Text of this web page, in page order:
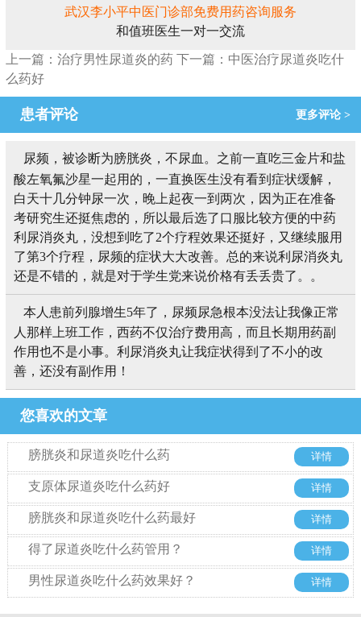
武汉李小平中医门诊部免费用药咨询服务
和值班医生一对一交流
上一篇：治疗男性尿道炎的药 下一篇：中医治疗尿道炎吃什
么药好
患者评论 更多评论 >
尿频，被诊断为膀胱炎，不尿血。之前一直吃三金片和盐
酸左氧氟沙星一起用的，一直换医生没有看到症状缓解，
白天十几分钟尿一次，晚上起夜一到两次，因为正在准备
考研究生还挺焦虑的，所以最后选了口服比较方便的中药
利尿消炎丸，没想到吃了2个疗程效果还挺好，又继续服用
了第3个疗程，尿频的症状大大改善。总的来说利尿消炎丸
还是不错的，就是对于学生党来说价格有丢丢贵了。。
本人患前列腺增生5年了，尿频尿急根本没法让我像正常
人那样上班工作，西药不仅治疗费用高，而且长期用药副
作用也不是小事。利尿消炎丸让我症状得到了不小的改
善，还没有副作用！
您喜欢的文章
膀胱炎和尿道炎吃什么药 详情
支原体尿道炎吃什么药好 详情
膀胱炎和尿道炎吃什么药最好 详情
得了尿道炎吃什么药管用？ 详情
男性尿道炎吃什么药效果好？ 详情